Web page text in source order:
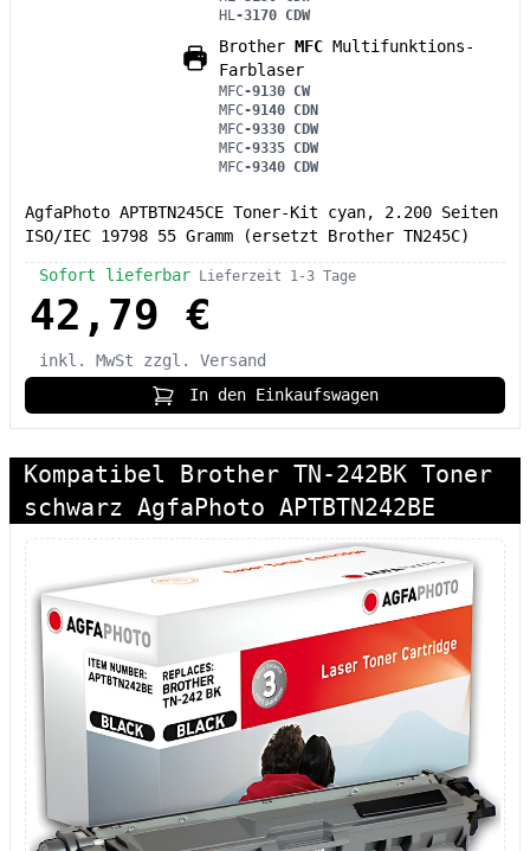
HL-3170 CDW
Brother MFC Multifunktions-
Farblaser
MFC-9130 CW
MFC-9140 CDN
MFC-9330 CDW
MFC-9335 CDW
MFC-9340 CDW
AgfaPhoto APTBTN245CE Toner-Kit cyan, 2.200 Seiten
ISO/IEC 19798 55 Gramm (ersetzt Brother TN245C)
Sofort lieferbar Lieferzeit 1-3 Tage
42,79 €
inkl. MwSt
zzgl. Versand
In den Einkaufswagen
Kompatibel Brother TN-242BK Toner
schwarz AgfaPhoto APTBTN242BE